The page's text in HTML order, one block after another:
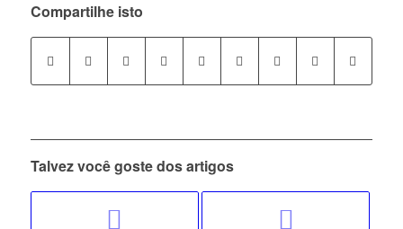
Compartilhe isto
Talvez você goste dos artigos